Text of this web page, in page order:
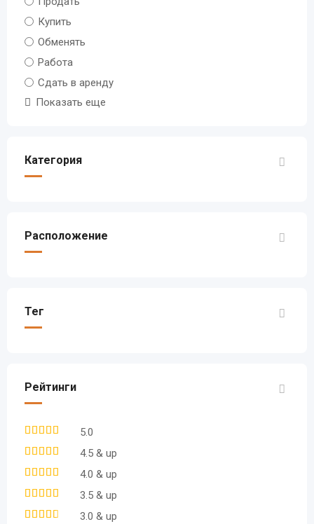
Купить
Обменять
Работа
Сдать в аренду
Показать еще
Категория
Расположение
Тег
Рейтинги
5.0
4.5 & up
4.0 & up
3.5 & up
3.0 & up